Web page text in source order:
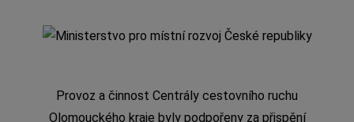
Provoz a činnost Centrály cestovního ruchu
Olomouckého kraje byly podpořeny za přispění